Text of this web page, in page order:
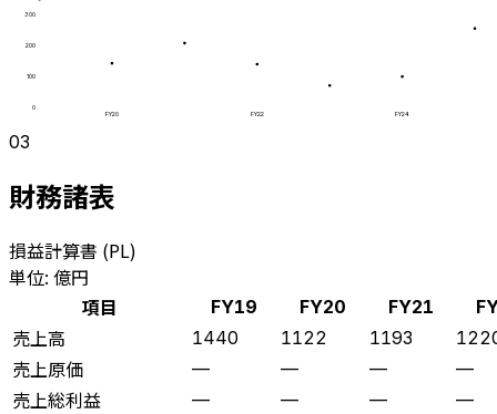
0
100
200
300
FY20 FY22 FY24
03
財務諸表
損益計算書 (PL)
単位: 億円
項目
FY19 FY20 FY21
売上高 1440 1122 1193
売上原価 — — — —
売上総利益 — — — —